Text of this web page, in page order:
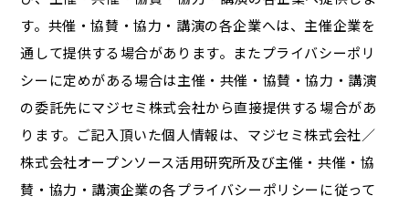
す。共催・協賛・協力・講演の各企業へは、主催企業を
通して提供する場合があります。またプライバシーポリ
シーに定めがある場合は主催・共催・協賛・協力・講演
の委託先にマジセミ株式会社から直接提供する場合があ
ります。ご記入頂いた個人情報は、マジセミ株式会社／
株式会社オープンソース活用研究所及び主催・共催・協
賛・協力・講演企業の各プライバシーポリシーに従って